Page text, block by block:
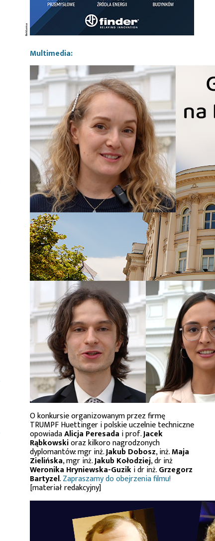
Multimedia:
O konkursie organizowanym przez firmę
TRUMPF Huettinger i polskie uczelnie techniczne
opowiadaAlicja Peresada i prof.Jacek
Rąbkowskioraz kilkoro nagrodzonych
dyplomantów: mgr inż.Jakub Dobosz, inż.Maja
Zielińska, mgr inż.Jakub Kołodziej, dr inż
Weronika Hryniewska-Guziki dr inż.Grzegorz
Bartyzel.Zapraszamy do obejrzenia filmu!
[materiał redakcyjny]